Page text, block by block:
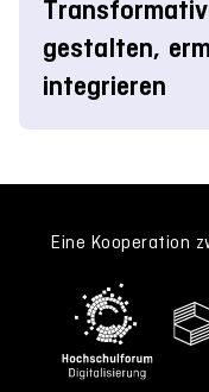
gestalten,
integrieren
Eine Kooperation